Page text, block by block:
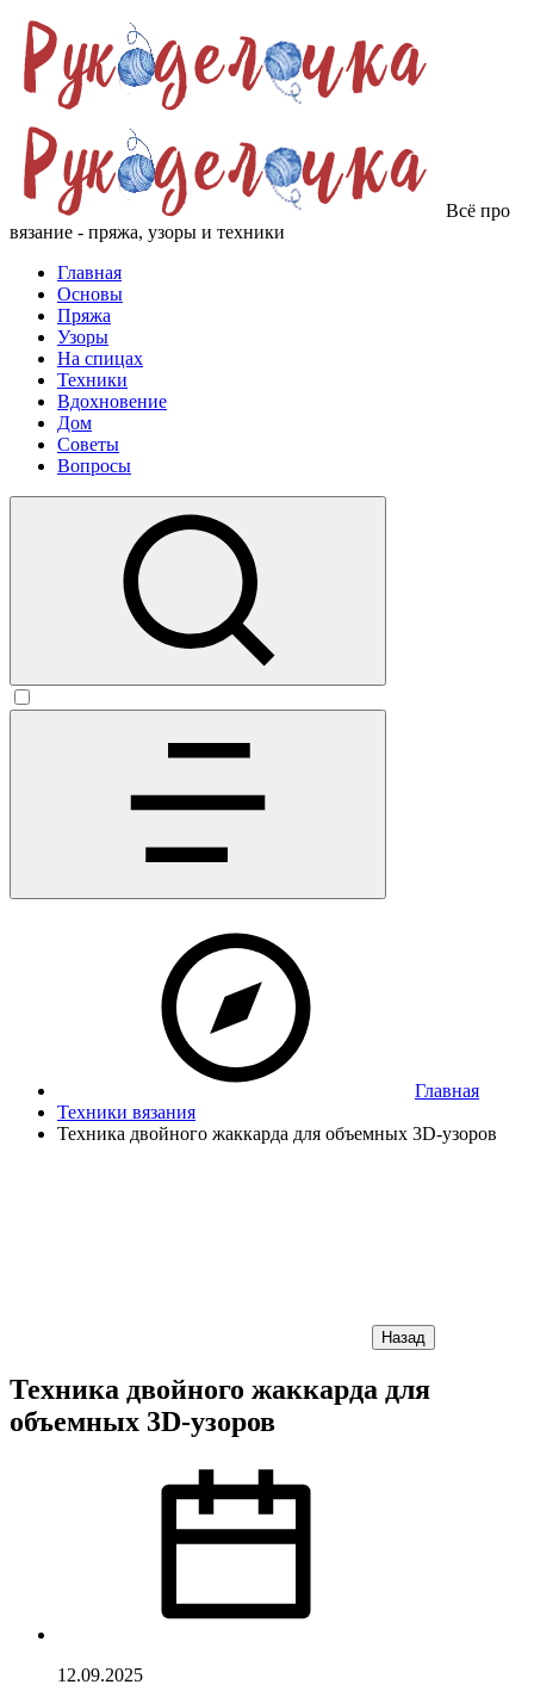
Всё про
вязание - пряжа, узоры и техники
Главная
Основы
Пряжа
Узоры
На спицах
Техники
Вдохновение
Дом
Советы
Вопросы
Главная
Техники вязания
Техника двойного жаккарда для объемных 3D-узоров
Назад
Техника двойного жаккарда для
объемных 3D-узоров
12.09.2025